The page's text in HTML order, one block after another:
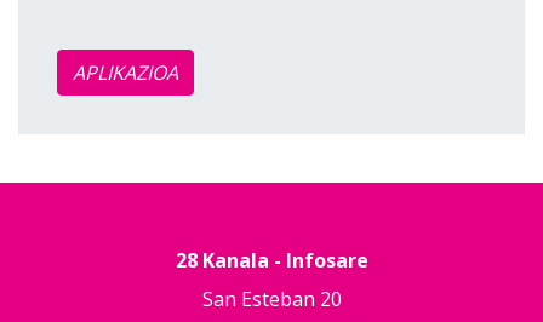
APLIKAZIOA
28 Kanala - Infosare
San Esteban 20